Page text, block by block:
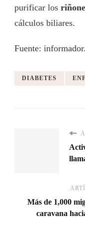
purificar los
cálculos biliares.
Fuente:
DIABETES
Más de 1,000
caravana